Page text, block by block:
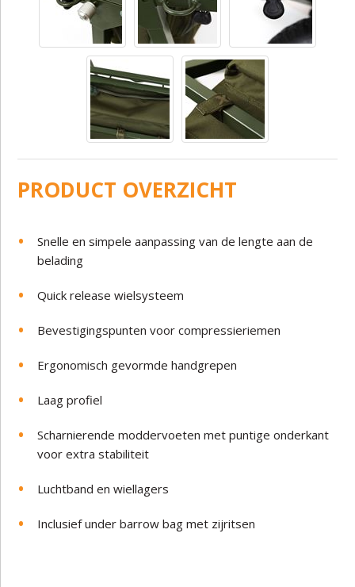
PRODUCT OVERZICHT
Snelle en simpele aanpassing van de lengte aan de
belading
Quick release wielsysteem
Bevestigingspunten voor compressieriemen
Ergonomisch gevormde handgrepen
Laag profiel
Scharnierende moddervoeten met puntige onderkant
voor extra stabiliteit
Luchtband en wiellagers
Inclusief under barrow bag met zijritsen